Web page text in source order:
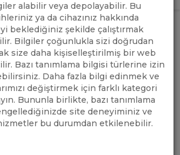
taşıma yapan firmalar
alabilir veya depolayabilir. Bu
ya da cihazınız hakkında
beklediğiniz şekilde çalıştırmak
Bilgiler çoğunlukla sizi doğrudan
size daha kişiselleştirilmiş bir web
Bazı tanımlama bilgisi türlerine izin
Daha fazla bilgi edinmek ve
değiştirmek için farklı kategori
Bununla birlikte, bazı tanımlama
site deneyiminiz ve
bu durumdan etkilenebilir.